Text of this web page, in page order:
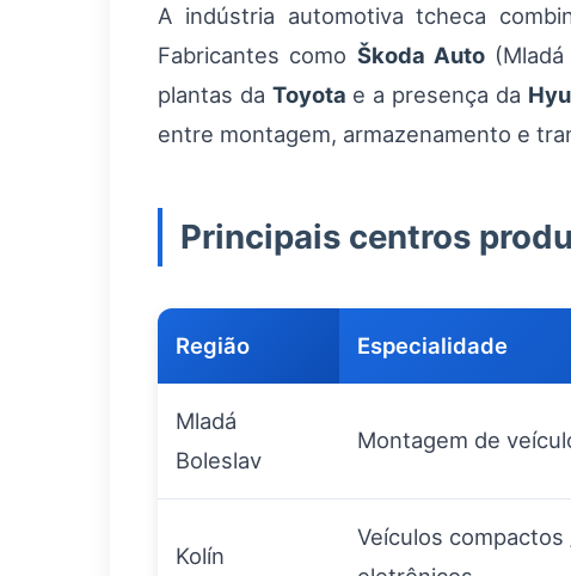
A indústria automotiva tcheca
Fabricantes como Škoda Auto(Mladá
plantas da Toyota e a presença da
entre montagem, armazenamento e
Principais centros
Região Especialidade
Mladá
Boleslav
Montagem de
Kolín
Veículos